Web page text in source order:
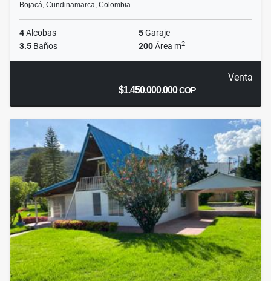
Bojacá, Cundinamarca, Colombia
4Alcobas 5Garaje
3.5 Baños 200Área m2
Venta
$1.450.000.000COP